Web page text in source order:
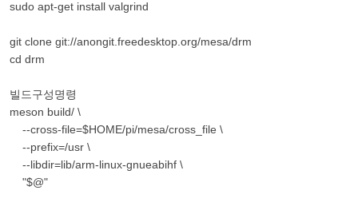
sudo apt-get install valgrind
git clone git://anongit.freedesktop.org/mesa/drm
cd drm
빌드구성명령
meson build/ \
--cross-file=$HOME/pi/mesa/cross_file \
--prefix=/usr \
--libdir=lib/arm-linux-gnueabihf \
"$@"